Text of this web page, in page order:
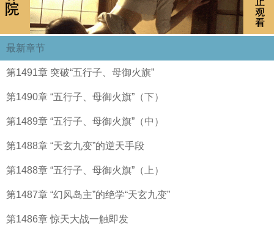
最新章节
第1491章 突破“五行子、母御火旗”
第1490章 “五行子、母御火旗”（下）
第1489章 “五行子、母御火旗”（中）
第1488章 “天玄九变”的逆天手段
第1488章 “五行子、母御火旗”（上）
第1487章 “幻风岛主”的绝学“天玄九变”
第1486章 惊天大战一触即发